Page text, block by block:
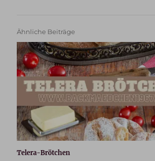
Ähnliche Beiträge
Telera-Brötchen